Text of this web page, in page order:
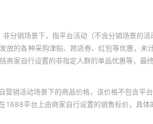
非分销场景下，指平台活动（不含分销场景的
放的各种采购津贴、跨店券、红包等优惠，
商家自行设置的非指定人群的单品优惠等，
营销活动场景下的商品价格，该价格不包含平
1688平台上由商家自行设置的销售标价，具